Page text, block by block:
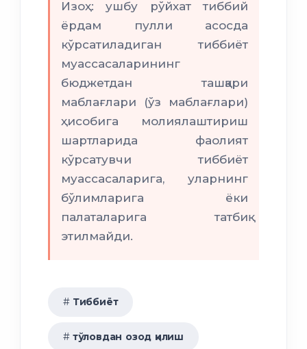
Изоҳ: ушбу рўйхат тиббий
ёрдам пулли асосда
кўрсатиладиган тиббиёт
муассасаларининг
бюджетдан ташқари
маблағлари (ўз маблағлари)
ҳисобига молиялаштириш
шартларида фаолият
кўрсатувчи тиббиёт
муассасаларига, уларнинг
бўлимларига ёки
палаталарига татбиқ
этилмайди.
Тиббиёт
тўловдан озод қилиш